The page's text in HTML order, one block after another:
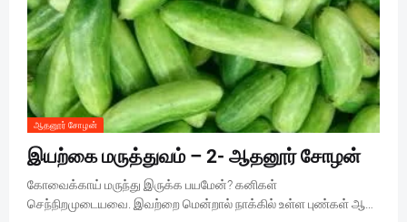
ஆதனூர் சோழன்
இயற்கை மருத்துவம் – 2- ஆதனூர் சோழன்
கோவைக்காய் மருந்து இருக்க பயமேன்? கனிகள்
செந்நிறமுடையவை. இவற்றை மென்றால் நாக்கில் உள்ள புண்கள் ஆ…